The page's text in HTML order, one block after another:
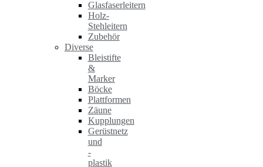
Glasfaserleitern
Holz-
Stehleitern
Zubehör
Diverse
Bleistifte
&
Marker
Böcke
Plattformen
Zäune
Kupplungen
Gerüstnetz
und
-
plastik